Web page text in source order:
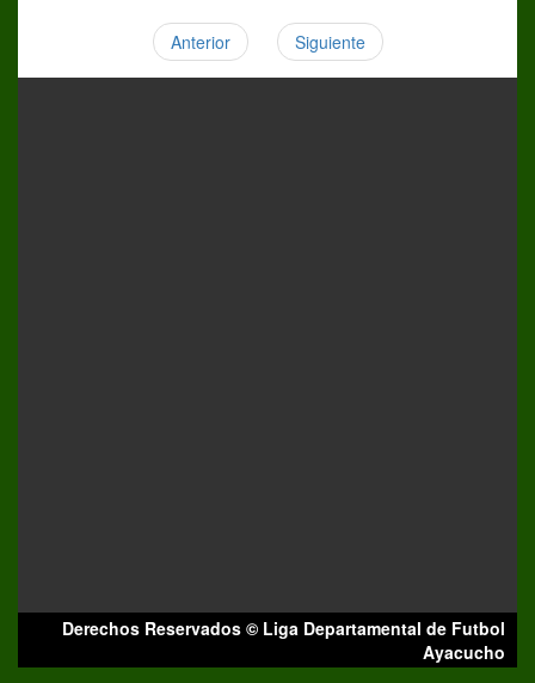
Anterior Siguiente
Derechos Reservados © Liga Departamental de Futbol
Ayacucho